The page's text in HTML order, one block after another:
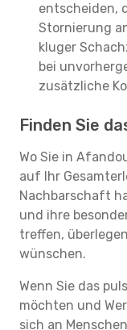
entscheiden,
Stornierung
kluger
bei
zusätzliche
Finden Sie
Wo Sie in
auf Ihr
Nachbarschaft
und ihre
treffen,
wünschen.
Wenn Sie das
möchten und
sich an